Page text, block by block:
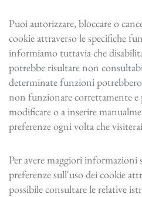
Puoi autorizzare, bloccare o
cookie attraverso le specifiche
informiamo tuttavia che
potrebbe risultare non
determinate funzioni
non funzionare correttamente e
modificare o a inserire
preferenze ogni volta che
Per avere maggiori informazioni
preferenze sull'uso dei cookie
possibile consultare le relative